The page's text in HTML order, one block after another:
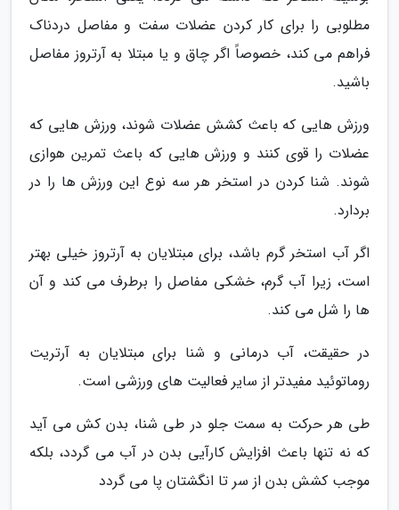
مطلوبی را برای کار کردن عضلات سفت و مفاصل دردناک
فراهم می کند، خصوصاً اگر چاق و یا مبتلا به آرتروز مفاصل
باشید.
ورزش هایی که باعث کشش عضلات شوند، ورزش هایی که
عضلات را قوی کنند و ورزش هایی که باعث تمرین هوازی
شوند. شنا کردن در استخر هر سه نوع این ورزش ها را در
بردارد.
اگر آب استخر گرم باشد، برای مبتلایان به آرتروز خیلی بهتر
است، زیرا آب گرم، خشکی مفاصل را برطرف می کند و آن
ها را شل می کند.
در حقیقت، آب درمانی و شنا برای مبتلایان به آرتریت
روماتوئید مفیدتر از سایر فعالیت های ورزشی است.
طی هر حرکت به سمت جلو در طی شنا، بدن کش می آید
که نه تنها باعث افزایش کارآیی بدن در آب می گردد، بلکه
موجب کشش بدن از سر تا انگشتان پا می گردد